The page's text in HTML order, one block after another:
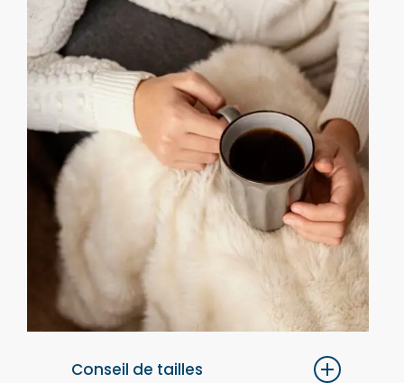
Conseil de tailles